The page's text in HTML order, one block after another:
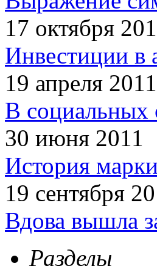
17 октября
Инвестиции в
19 апреля 2011
В социальных
30 июня 2011
История
19 сентября
Вдова вышла
Разделы